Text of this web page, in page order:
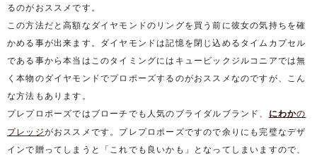
るのがおススメです。
この方法だと高額なダイヤモンドのリングを買う前に彼女の気持ちを確
かめる事が出来ます。ダイヤモンドは記憶を閉じ込めるタイムカプセル
である事から本当はこのタイミングにはキュービックジルコニアでは無
く本物のダイヤモンドでプロポーズするのがおススメなのですが、こん
な方法もあります。
プレプロポーズではブローチでも人気のブライダルブランド、 にわかの
プレッジがおススメです。プレプロポーズですので余りにも完璧なデザ
インで贈ってしまうと「これでも良いかも」となってしまいますので、